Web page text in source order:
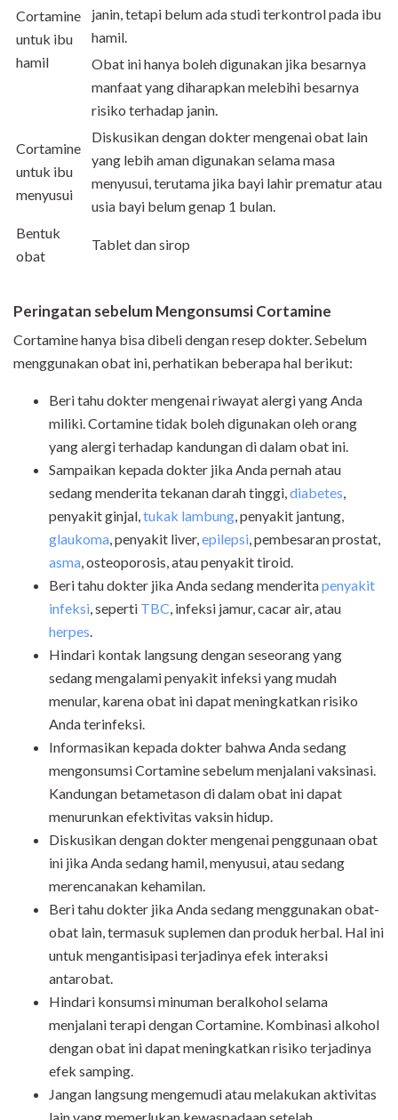
Cortamine
untuk ibu
hamil
janin, tetapi belum ada studi terkontrol pada ibu
hamil.
Obat ini hanya boleh digunakan jika besarnya
manfaat yang diharapkan melebihi besarnya
risiko terhadap janin.
Cortamine
untuk ibu
menyusui
Diskusikan dengan dokter mengenai obat lain
yang lebih aman digunakan selama masa
menyusui, terutama jika bayi lahir prematur atau
usia bayi belum genap 1 bulan.
Bentuk
obat
Tablet dan sirop
Peringatan sebelum Mengonsumsi Cortamine
Cortamine hanya bisa dibeli dengan resep dokter. Sebelum
menggunakan obat ini, perhatikan beberapa hal berikut:
Beri tahu dokter mengenai riwayat alergi yang Anda
miliki. Cortamine tidak boleh digunakan oleh orang
yang alergi terhadap kandungan di dalam obat ini.
Sampaikan kepada dokter jika Anda pernah atau
sedang menderita tekanan darah tinggi,diabetes,
penyakit ginjal,tukak lambung,penyakit jantung,
glaukoma, penyakit liver,epilepsi, pembesaran prostat,
asma, osteoporosis, atau penyakit tiroid.
Beri tahu dokter jika Anda sedang menderitapenyakit
infeksi, seperti TBC, infeksi jamur, cacar air, atau
herpes.
Hindari kontak langsung dengan seseorang yang
sedang mengalami penyakit infeksi yang mudah
menular, karena obat ini dapat meningkatkan risiko
Anda terinfeksi.
Informasikan kepada dokter bahwa Anda sedang
mengonsumsi Cortamine sebelum menjalani vaksinasi.
Kandungan betametason di dalam obat ini dapat
menurunkan efektivitas vaksin hidup.
Diskusikan dengan dokter mengenai penggunaan obat
ini jika Anda sedang hamil, menyusui, atau sedang
merencanakan kehamilan.
Beri tahu dokter jika Anda sedang menggunakan obat-
obat lain, termasuk suplemen dan produk herbal. Hal ini
untuk mengantisipasi terjadinya efek interaksi
antarobat.
Hindari konsumsi minuman beralkohol selama
menjalani terapi dengan Cortamine. Kombinasi alkohol
dengan obat ini dapat meningkatkan risiko terjadinya
efek samping.
Jangan langsung mengemudi atau melakukan aktivitas